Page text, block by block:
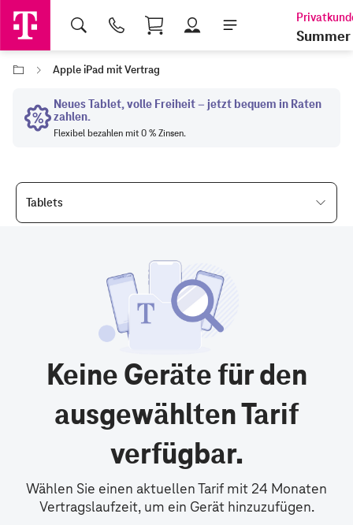
Shopping Cart
Summer
Apple iPad mit Vertrag
Tablets
Keine Geräte für den
ausgewählten Tarif
verfügbar.
Wählen Sie einen aktuellen Tarif mit 24 Monaten
Vertragslaufzeit, um ein Gerät hinzuzufügen.